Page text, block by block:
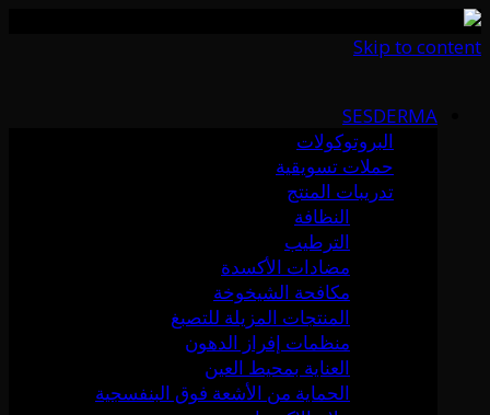
Skip to content
SESDERMA
البروتوكولات
حملات تسويقية
تدريبات المنتج
النظافة
الترطيب
مضادات الأكسدة
مكافحة الشيخوخة
المنتجات المزيلة للتصبغ
منظمات إفراز الدهون
العناية بمحيط العين
الحماية من الأشعة فوق البنفسجية